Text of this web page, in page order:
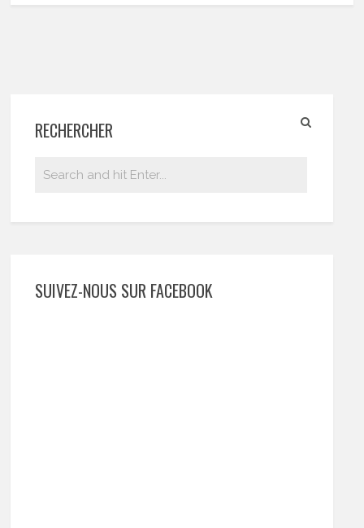
RECHERCHER
SUIVEZ-NOUS SUR FACEBOOK